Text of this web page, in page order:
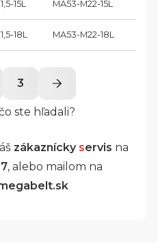
15L MA53-M22-15L
18L MA53-M22-18L
3
ste hľadali?
zákaznícky servis na
, alebo mailom na